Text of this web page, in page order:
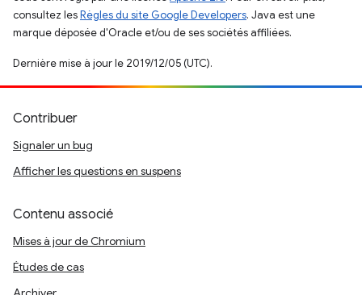
consultez lesRègles du site Google Developers. Java est une
marque déposée d'Oracle et/ou de ses sociétés affiliées.
Dernière mise à jour le 2019/12/05 (UTC).
Contribuer
Signaler un bug
Afficher les questions en suspens
Contenu associé
Mises à jour de Chromium
Études de cas